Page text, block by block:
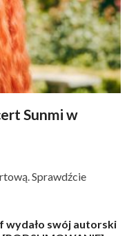
Sunmi w
Sprawdźcie
wydało swój autorski